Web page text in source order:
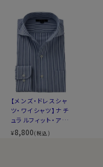
スポット商品につき再
ださい。
全１０サイズ
スタイル
ナチュラルフ
生産国
中国
▼スポット商品につき
ください
▼ナチュラルフィットと
後ろ身頃にダーツを入
タイルです。
【メンズ・ドレスシャ
ツ・ワイシャツ】ナチ
ュラルフィット・アイ
スコットン・プレミア
ムコットン・イージ
¥8,800(税込)